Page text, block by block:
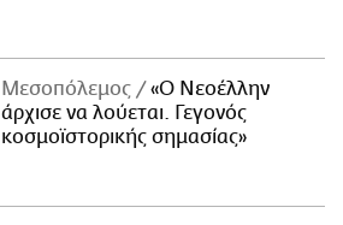
Μεσοπόλεμος
«Ο Νεοέλλην
άρχισε να λούεται. Γεγονός
κοσμοϊστορικής σημασίας»